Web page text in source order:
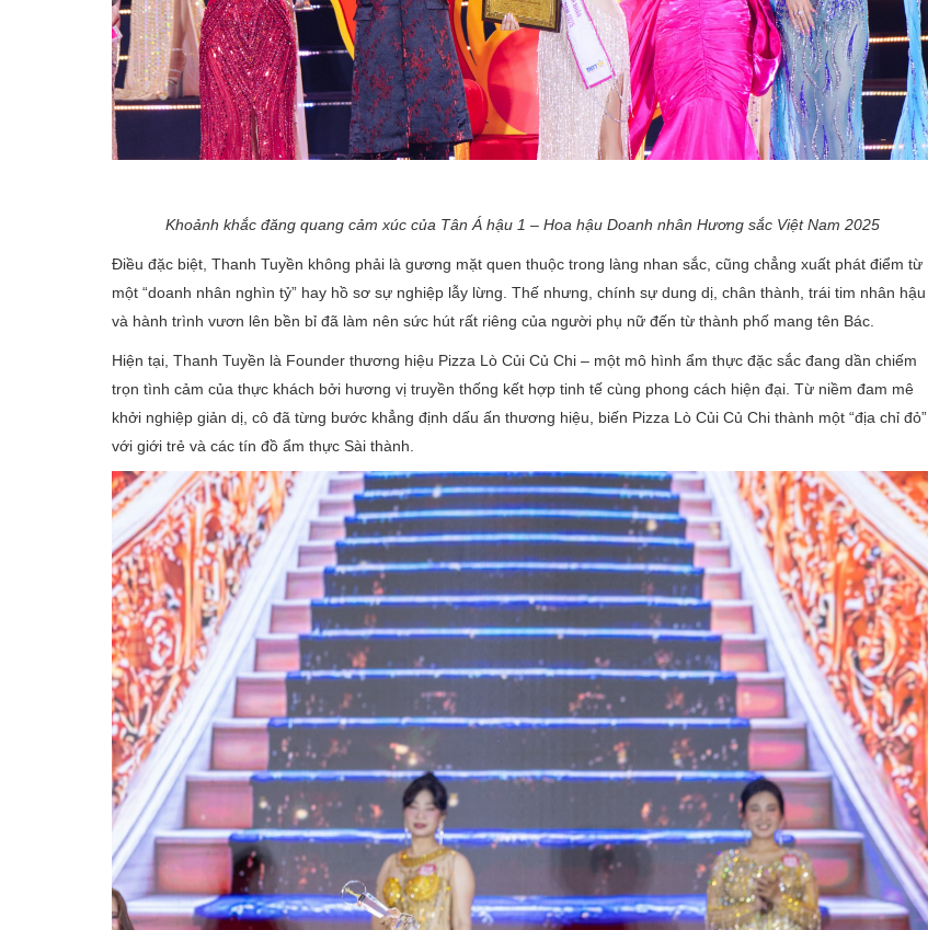
Khoảnh khắc đăng quang cảm xúc của Tân Á hậu 1 – Hoa hậu Doanh nhân Hương sắc Việt Nam 2025
Điều đặc biệt, Thanh Tuyền không phải là gương mặt quen thuộc trong làng nhan sắc, cũng chẳng xuất phát điểm từ
một “doanh nhân nghìn tỷ” hay hồ sơ sự nghiệp lẫy lừng. Thế nhưng, chính sự dung dị, chân thành, trái tim nhân hậu
và hành trình vươn lên bền bỉ đã làm nên sức hút rất riêng của người phụ nữ đến từ thành phố mang tên Bác.
Hiện tại, Thanh Tuyền là Founder thương hiệu Pizza Lò Củi Củ Chi – một mô hình ẩm thực đặc sắc đang dần chiếm
trọn tình cảm của thực khách bởi hương vị truyền thống kết hợp tinh tế cùng phong cách hiện đại. Từ niềm đam mê
khởi nghiệp giản dị, cô đã từng bước khẳng định dấu ấn thương hiệu, biến Pizza Lò Củi Củ Chi thành một “địa chỉ đỏ”
với giới trẻ và các tín đồ ẩm thực Sài thành.